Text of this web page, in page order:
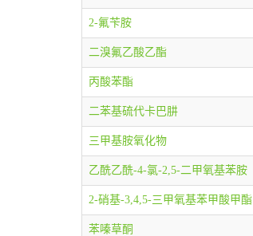
2-氟苄胺
二溴氟乙酸乙酯
丙酸苯酯
二苯基硫代卡巴肼
三甲基胺氧化物
乙酰乙酰-4-氯-2,5-二甲氧基苯胺
2-硝基-3,4,5-三甲氧基苯甲酸甲酯
苯嗪草酮